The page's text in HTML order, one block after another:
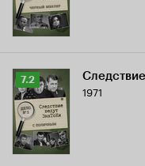
Рейтинг
Кинопоиска
7.2
7.2
1971